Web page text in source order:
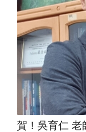
賀！吳育仁 老